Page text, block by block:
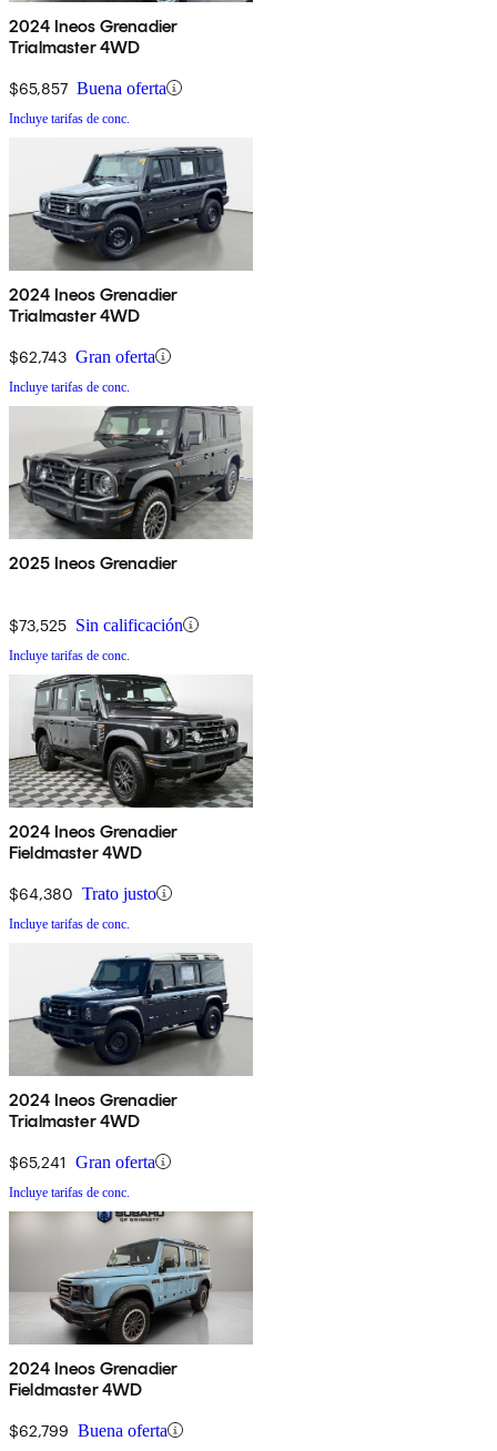
2024 Ineos Grenadier
Trialmaster 4WD
$65,857 Buena oferta
Incluye tarifas de conc.
2024 Ineos Grenadier
Trialmaster 4WD
$62,743 Gran oferta
Incluye tarifas de conc.
2025 Ineos Grenadier
$73,525 Sin calificación
Incluye tarifas de conc.
2024 Ineos Grenadier
Fieldmaster 4WD
$64,380 Trato justo
Incluye tarifas de conc.
2024 Ineos Grenadier
Trialmaster 4WD
$65,241 Gran oferta
Incluye tarifas de conc.
2024 Ineos Grenadier
Fieldmaster 4WD
$62,799 Buena oferta